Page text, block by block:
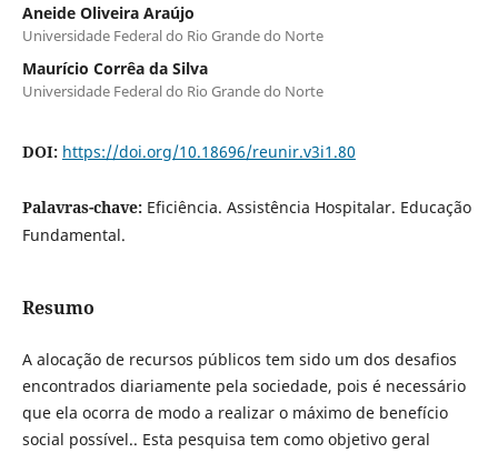
Aneide Oliveira Araújo
Universidade Federal do Rio Grande do Norte
Maurício Corrêa da Silva
Universidade Federal do Rio Grande do Norte
DOI: https://doi.org/10.18696/reunir.v3i1.80
Palavras-chave: Eficiência. Assistência Hospitalar. Educação
Fundamental.
Resumo
A alocação de recursos públicos tem sido um dos desafios
encontrados diariamente pela sociedade, pois é necessário
que ela ocorra de modo a realizar o máximo de benefício
social possível.. Esta pesquisa tem como objetivo geral